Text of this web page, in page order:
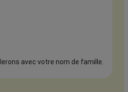
avec votre nom de famille.